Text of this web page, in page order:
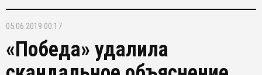
05.06.2019 00:17
«Победа» удалила